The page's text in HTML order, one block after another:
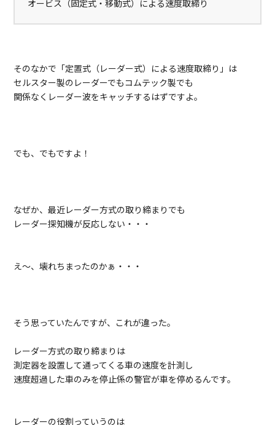
オービス（固定式・移動式）による速度取締り
そのなかで「定置式（レーダー式）による速度取締り」は
セルスター製のレーダーでもコムテック製でも
関係なくレーダー波をキャッチするはずですよ。
でも、でもですよ！
なぜか、最近レーダー方式の取り締まりでも
レーダー探知機が反応しない・・・
え～、壊れちまったのかぁ・・・
そう思っていたんですが、これが違った。
レーダー方式の取り締まりは
測定器を設置して通ってくる車の速度を計測し
速度超過した車のみを停止係の警官が車を停めるんです。
レーダーの役割っていうのは